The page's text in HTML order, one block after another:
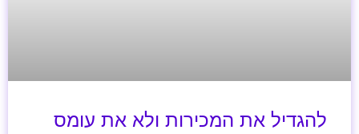
להגדיל את המכירות ולא את עומס